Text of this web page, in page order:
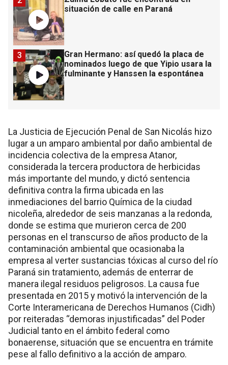
situación de calle en Paraná
Gran Hermano: así quedó la placa de
nominados luego de que Yipio usara la
fulminante y Hanssen la espontánea
3
La Justicia de Ejecución Penal de San Nicolás hizo
lugar a un amparo ambiental por daño ambiental de
incidencia colectiva de la empresa Atanor,
considerada la tercera productora de herbicidas
más importante del mundo, y dictó sentencia
definitiva contra la firma ubicada en las
inmediaciones del barrio Química de la ciudad
nicoleña, alrededor de seis manzanas a la redonda,
donde se estima que murieron cerca de 200
personas en el transcurso de años producto de la
contaminación ambiental que ocasionaba la
empresa al verter sustancias tóxicas al curso del río
Paraná sin tratamiento, además de enterrar de
manera ilegal residuos peligrosos. La causa fue
presentada en 2015 y motivó la intervención de la
Corte Interamericana de Derechos Humanos (Cidh)
por reiteradas “demoras injustificadas” del Poder
Judicial tanto en el ámbito federal como
bonaerense, situación que se encuentra en trámite
pese al fallo definitivo a la acción de amparo.